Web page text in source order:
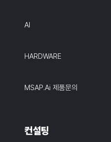
AI
HARDWARE
MSAP.ai 제품문의
컨설팅